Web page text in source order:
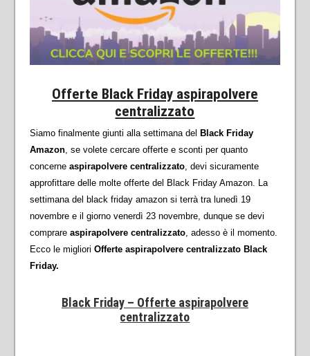
Offerte Black Friday aspirapolvere
centralizzato
Siamo finalmente giunti alla settimana del Black Friday
Amazon, se volete cercare offerte e sconti per quanto
concerne aspirapolvere centralizzato, devi sicuramente
approfittare delle molte offerte del Black Friday Amazon. La
settimana del black friday amazon si terrà tra lunedì 19
novembre e il giorno venerdì 23 novembre, dunque se devi
comprare aspirapolvere centralizzato, adesso è il momento.
Ecco le migliori Offerte aspirapolvere centralizzato Black
Friday.
Black Friday – Offerte aspirapolvere
centralizzato